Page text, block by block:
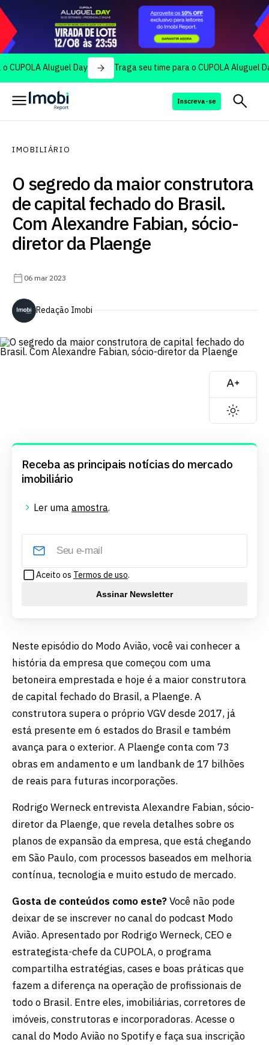
Aluguel Day Traga seu time para o CUPOLA Aluguel Day
Inscreva-se
IMOBILIÁRIO
O segredo da maior construtora
de capital fechado do Brasil.
Com Alexandre Fabian, sócio-
diretor da Plaenge
06 mar 2023
Redação Imobi
Receba as principais notícias do mercado
imobiliário
Ler uma amostra.
Aceito os Termos de uso.
Assinar Newsletter
Neste episódio do Modo Avião, você vai conhecer a
história da empresa que começou com uma
betoneira emprestada e hoje é a maior construtora
de capital fechado do Brasil, a Plaenge. A
construtora supera o próprio VGV desde 2017, já
está presente em 6 estados do Brasil e também
avança para o exterior. A Plaenge conta com 73
obras em andamento e um landbank de 17 bilhões
de reais para futuras incorporações.
Rodrigo Werneck entrevista Alexandre Fabian, sócio-
diretor da Plaenge, que revela detalhes sobre os
planos de expansão da empresa, que está chegando
em São Paulo, com processos baseados em melhoria
contínua, tecnologia e muito estudo de mercado.
Gosta de conteúdos como este?Você não pode
deixar de se inscrever no canal do podcast Modo
Avião. Apresentado por Rodrigo Werneck, CEO e
estrategista-chefe da CUPOLA, o programa
compartilha estratégias, cases e boas práticas que
fazem a diferença na operação de profissionais de
todo o Brasil. Entre eles, imobiliárias, corretores de
imóveis, construtoras e incorporadoras. Acesse o
canal do Modo Avião no Spotify e faça sua inscrição